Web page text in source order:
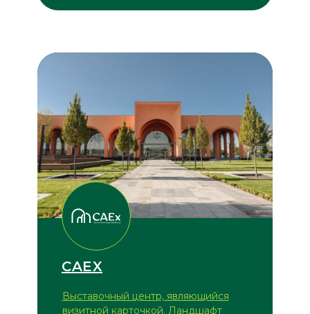
CAEX
Выставочный центр, являющийся
визитной карточкой. Ландшафт